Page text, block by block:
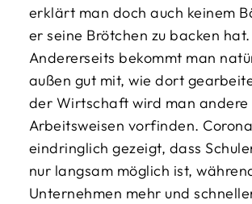
erklärt man doch auch keinem
er seine Brötchen zu backen hat.
Andererseits bekommt man
außen gut mit, wie dort
der Wirtschaft wird man andere
Arbeitsweisen vorfinden.
eindringlich gezeigt, dass
nur langsam möglich ist,
Unternehmen mehr und